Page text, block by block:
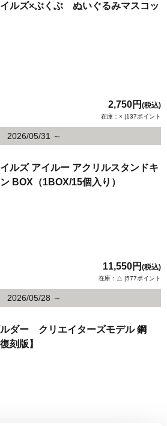
ルズ×ぶくぶ ぬいぐるみマスコッ
2,750円 (税込)
在庫：× |137ポイント
2026/05/31 ～
ルズ アイルー アクリルスタンドキ
BOX（1BOX/15個入り）
11,550円 (税込)
在庫：△ |577ポイント
2026/05/28 ～
ダー クリエイターズモデル 鋼
刻版】